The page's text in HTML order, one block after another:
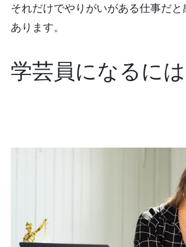
それだけでやりがいがある仕事だと
あります。
学芸員になるには